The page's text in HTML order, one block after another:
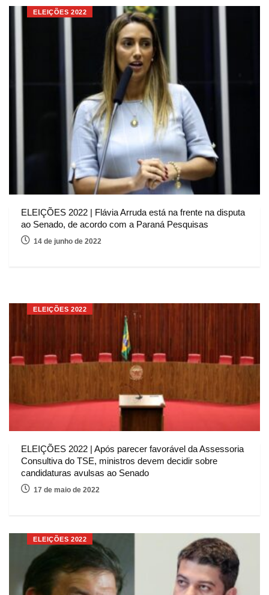
ELEIÇÕES 2022
ELEIÇÕES 2022 | Flávia Arruda está na frente na disputa
ao Senado, de acordo com a Paraná Pesquisas
14 de junho de 2022
ELEIÇÕES 2022
ELEIÇÕES 2022 | Após parecer favorável da Assessoria
Consultiva do TSE, ministros devem decidir sobre
candidaturas avulsas ao Senado
17 de maio de 2022
ELEIÇÕES 2022